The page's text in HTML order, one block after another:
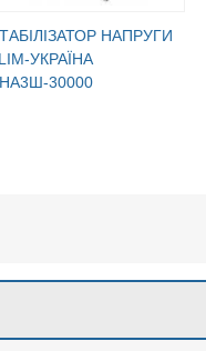
НАПРУГИ
УКРАЇНА
30000